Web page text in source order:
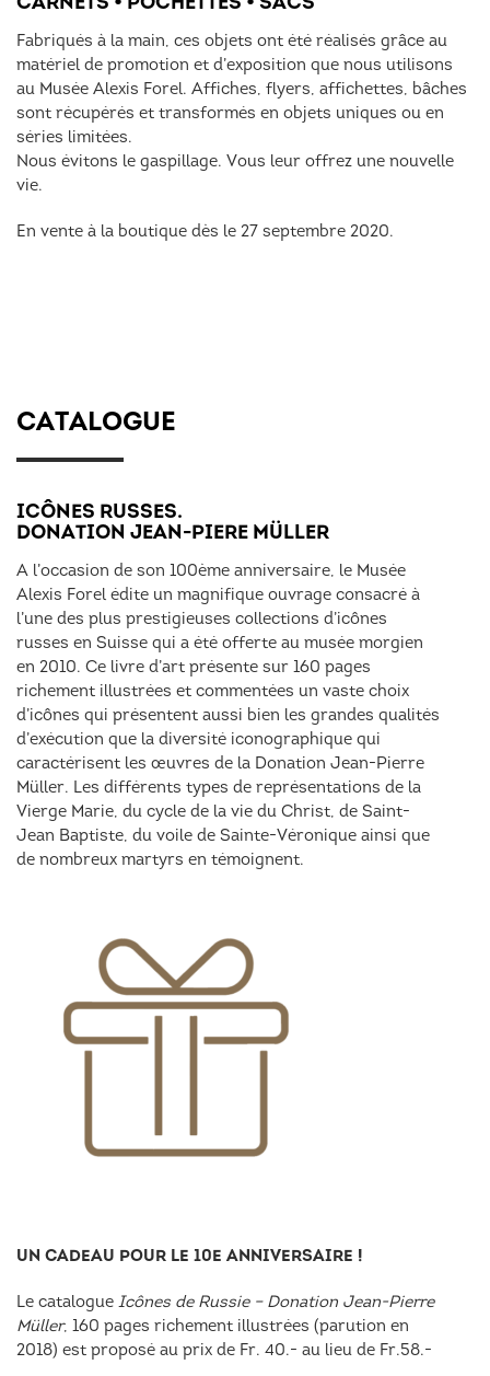
Fabriqués à la main, ces objets ont été réalisés grâce au
matériel de promotion et d’exposition que nous utilisons
au Musée Alexis Forel. Affiches, flyers, affichettes, bâches
sont récupérés et transformés en objets uniques ou en
séries limitées.
Nous évitons le gaspillage. Vous leur offrez une nouvelle
vie.
En vente à la boutique dès le 27 septembre 2020.
CATALOGUE
ICÔNES RUSSES.
DONATION JEAN-PIERE MÜLLER
A l’occasion de son 100ème anniversaire, le Musée
Alexis Forel édite un magnifique ouvrage consacré à
l’une des plus prestigieuses collections d’icônes
russes en Suisse qui a été offerte au musée morgien
en 2010. Ce livre d’art présente sur 160 pages
richement illustrées et commentées un vaste choix
d’icônes qui présentent aussi bien les grandes qualités
d’exécution que la diversité iconographique qui
caractérisent les œuvres de la Donation Jean-Pierre
Müller. Les différents types de représentations de la
Vierge Marie, du cycle de la vie du Christ, de Saint-
Jean Baptiste, du voile de Sainte-Véronique ainsi que
de nombreux martyrs en témoignent.
UN CADEAU POUR LE 10E ANNIVERSAIRE !
Le catalogue Icônes de Russie – Donation Jean-Pierre
Müller, 160 pages richement illustrées (parution en
2018) est proposé au prix de Fr. 40.- au lieu de Fr.58.-